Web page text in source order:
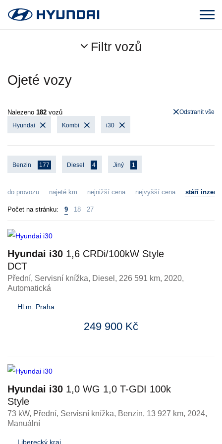
Filtr vozů
Ojeté vozy
Nalezeno 182 vozů
Hyundai Kombi i30
Odstranit vše
Benzin 177 Diesel 4 Jiný 1
do provozu najeté km nejnižší cena nejvyšší cena stáří
Počet na stránku: 9 18 27
Hyundai i30 1,6 CRDi/100kW Style
DCT
Přední, Servisní knížka, Diesel , 226 591 km, 2020,
Automatická
Hl.m. Praha
249 900 Kč
Hyundai i30 1,0 WG 1,0 T-GDI 100k
Style
73 kW, Přední, Servisní knížka, Benzin, 13 927 km, 2024,
Manuální
Liberecký kraj